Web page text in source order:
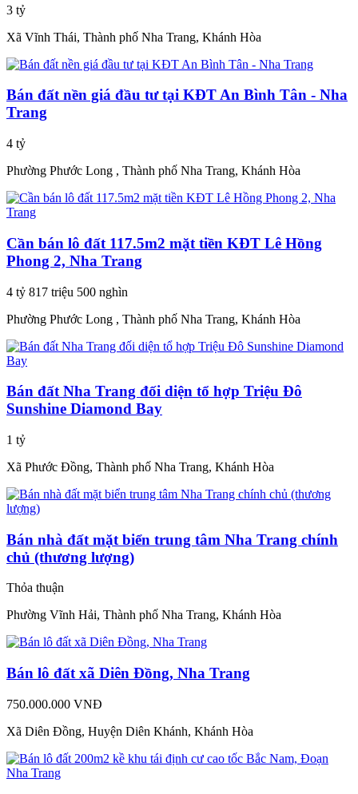
3 tỷ
Xã Vĩnh Thái, Thành phố Nha Trang, Khánh Hòa
Bán đất nền giá đầu tư tại KĐT An Bình Tân - Nha
Trang
4 tỷ
Phường Phước Long , Thành phố Nha Trang, Khánh Hòa
Cần bán lô đất 117.5m2 mặt tiền KĐT Lê Hồng
Phong 2, Nha Trang
4 tỷ 817 triệu 500 nghìn
Phường Phước Long , Thành phố Nha Trang, Khánh Hòa
Bán đất Nha Trang đối diện tổ hợp Triệu Đô
Sunshine Diamond Bay
1 tỷ
Xã Phước Đồng, Thành phố Nha Trang, Khánh Hòa
Bán nhà đất mặt biển trung tâm Nha Trang chính
chủ (thương lượng)
Thỏa thuận
Phường Vĩnh Hải, Thành phố Nha Trang, Khánh Hòa
Bán lô đất xã Diên Đồng, Nha Trang
750.000.000 VNĐ
Xã Diên Đồng, Huyện Diên Khánh, Khánh Hòa